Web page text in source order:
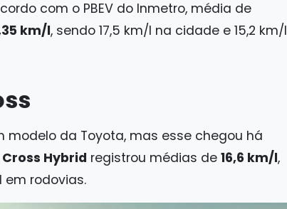
com o PBEV do Inmetro, média de
km/l, sendo 17,5 km/l na cidade e 15,2 km/l
da Toyota, mas esse chegou há
Hybrid registrou médias de 16,6 km/l,
em rodovias.